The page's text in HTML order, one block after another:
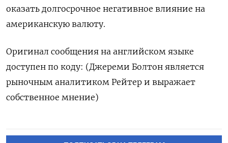
оказать долгосрочное негативное влияние на
американскую валюту.
Оригинал сообщения на английском языке
доступен по коду: (Джереми Болтон является
рыночным аналитиком Рейтер и выражает
собственное мнение)